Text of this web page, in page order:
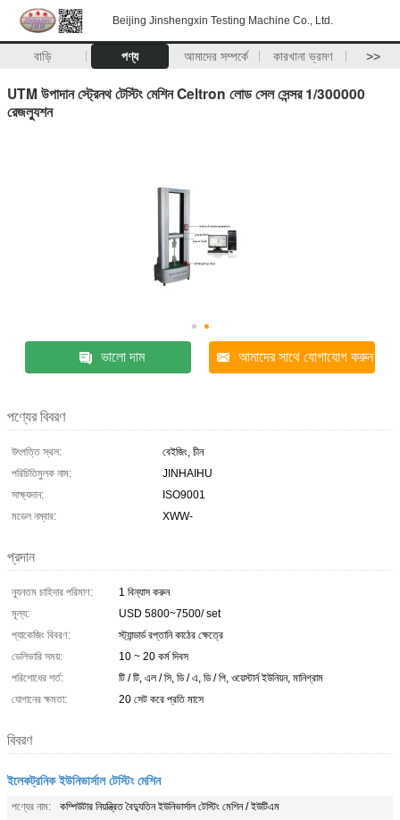
Beijing Jinshengxin Testing Machine Co., Ltd.
বাড়ি পণ্য আমাদের সম্পর্কে কারখানা ভ্রমণ >>
UTM উপাদান স্ট্রেনথ টেস্টিং মেশিন Celtron লোড সেল সেন্সর 1/300000
রেজল্যুশন
ভালো দাম আমাদের সাথে যোগাযোগ করুন
পণ্যের বিবরণ
উৎপত্তি স্থল:
বেইজিং, চীন
পরিচিতিমুলক নাম:
JINHAIHU
সাক্ষ্যদান:
ISO9001
মডেল নম্বার:
XWW-
প্রদান
ন্যূনতম চাহিদার পরিমাণ:
1 বিন্যাস করুন
মূল্য:
USD 5800~7500/ set
প্যাকেজিং বিবরণ:
স্ট্যান্ডার্ড রপ্তানি কাঠের ক্ষেত্রে
ডেলিভারি সময়:
10 ~ 20 কর্ম দিবস
পরিশোধের শর্ত:
টি / টি, এল / সি, ডি / এ, ডি / পি, ওয়েস্টার্ন ইউনিয়ন, মানিগ্রাম
যোগানের ক্ষমতা:
20 সেট করে প্রতি মাসে
বিবরণ
ইলেকট্রনিক ইউনিভার্সাল টেস্টিং মেশিন
পণ্যের নাম:
কম্পিউটার নিয়ন্ত্রিত বৈদ্যুতিন ইউনিভার্সাল টেস্টিং মেশিন / ইউটিএম